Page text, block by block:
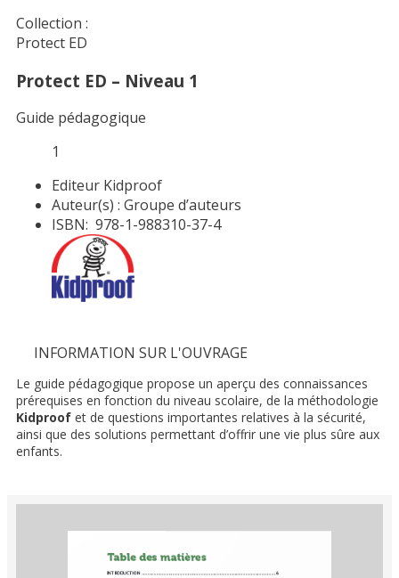
Collection :
Protect ED
Protect ED – Niveau 1
Guide pédagogique
1
Editeur Kidproof
Auteur(s) : Groupe d’auteurs
ISBN: 978-1-988310-37-4
INFORMATION SUR L'OUVRAGE
Le guide pédagogique propose un aperçu des connaissances
prérequises en fonction du niveau scolaire, de la méthodologie
Kidproof et de questions importantes relatives à la sécurité,
ainsi que des solutions permettant d’offrir une vie plus sûre aux
enfants.